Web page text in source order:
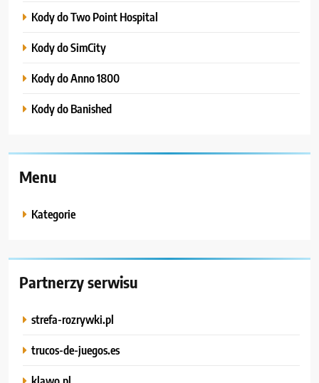
Kody do Two Point Hospital
Kody do SimCity
Kody do Anno 1800
Kody do Banished
Menu
Kategorie
Partnerzy serwisu
strefa-rozrywki.pl
trucos-de-juegos.es